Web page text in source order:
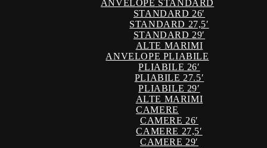
ANVELOPE STANDARD
STANDARD 26′
STANDARD 27,5′
STANDARD 29′
ALTE MARIMI
ANVELOPE PLIABILE
PLIABILE 26′
PLIABILE 27.5′
PLIABILE 29′
ALTE MARIMI
CAMERE
CAMERE 26′
CAMERE 27,5′
CAMERE 29′